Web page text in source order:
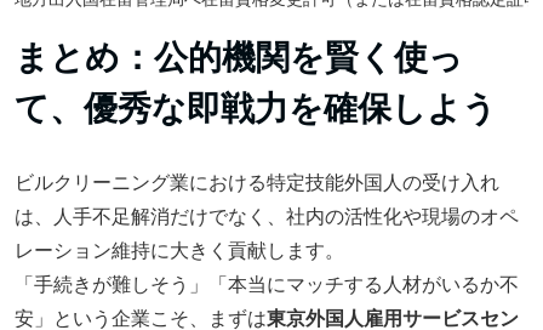
まとめ：公的機関を賢く使っ
て、優秀な即戦力を確保しよう
ビルクリーニング業における特定技能外国人の受け入れ
は、人手不足解消だけでなく、社内の活性化や現場のオペ
レーション維持に大きく貢献します。
「手続きが難しそう」「本当にマッチする人材がいるか不
安」という企業こそ、まずは東京外国人雇用サービスセン